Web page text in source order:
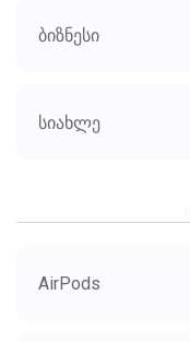
ბიზნესი
სიახლე
AirPods